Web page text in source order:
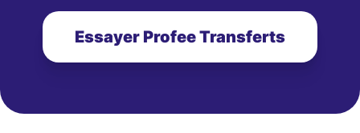
Essayer Profee Transferts